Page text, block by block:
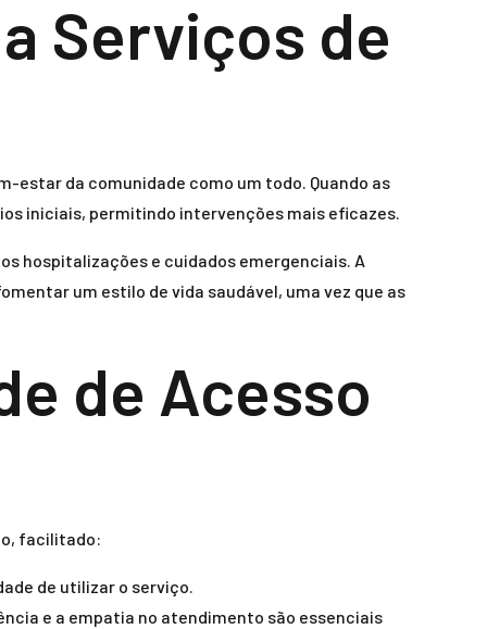
Serviços de
estar da comunidade como um todo. Quando as
iniciais, permitindo intervenções mais eficazes.
hospitalizações e cuidados emergenciais. A
um estilo de vida saudável, uma vez que as
de Acesso
facilitado:
de utilizar o serviço.
e a empatia no atendimento são essenciais